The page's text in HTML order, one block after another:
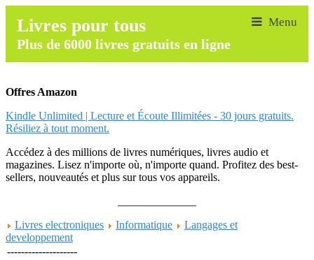
Livres pour tous
Plus de 6000 livres gratuits en ligne
Offres Amazon
Kindle Unlimited | Lecture et Écoute Illimitées - 30 jours gratuits.
Résiliez à tout moment.
Accédez à des millions de livres numériques, livres audio et
magazines. Lisez n'importe où, n'importe quand. Profitez des best-
sellers, nouveautés et plus sur tous vos appareils.
Livres electroniques
Informatique
Langages et
developpement
--------------------